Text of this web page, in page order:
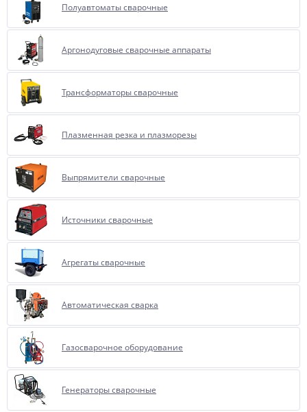
Полуавтоматы сварочные
Аргонодуговые сварочные аппараты
Трансформаторы сварочные
Плазменная резка и плазморезы
Выпрямители сварочные
Источники сварочные
Агрегаты сварочные
Автоматическая сварка
Газосварочное оборудование
Генераторы сварочные